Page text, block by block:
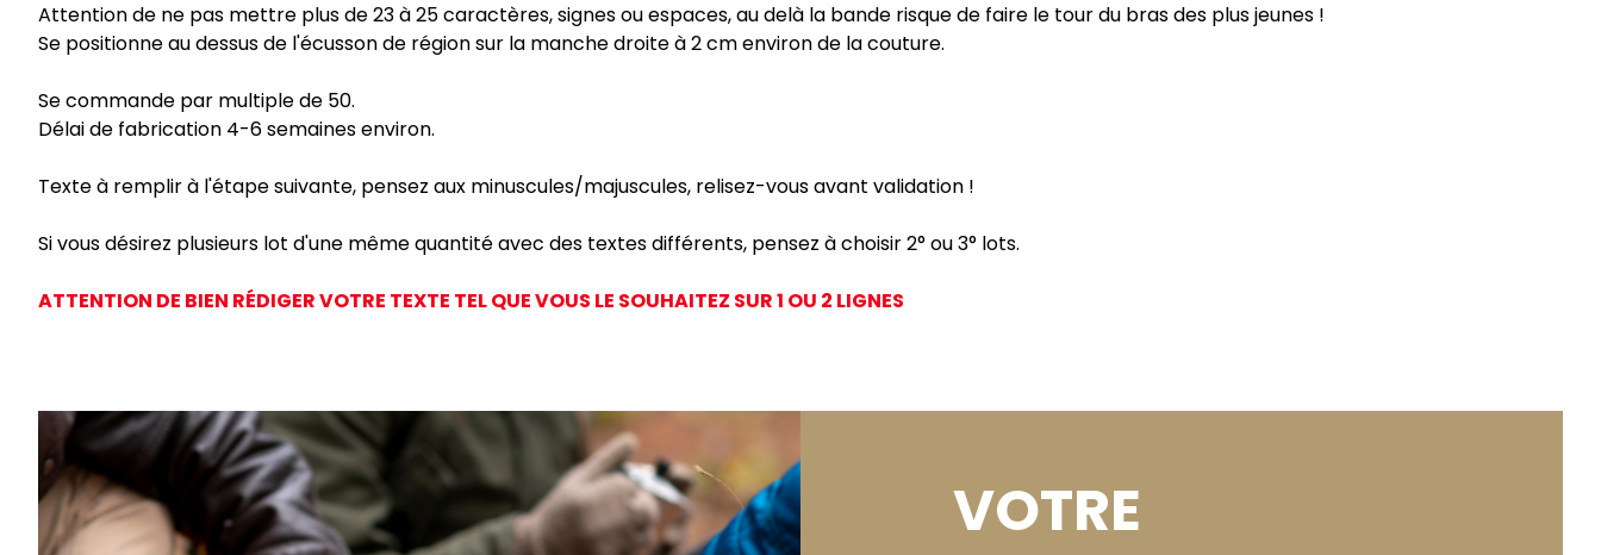
Attention de ne pas mettre plus de 23 à 25 caractères, signes ou espaces, au delà la bande risque de faire le tour du bras des plus jeunes !
Se positionne au dessus de l'écusson de région sur la manche droite à 2 cm environ de la couture.
Se commande par multiple de 50.
Délai de fabrication 4-6 semaines environ.
Texte à remplir à l'étape suivante, pensez aux minuscules/majuscules, relisez-vous avant validation !
Si vous désirez plusieurs lot d'une même quantité avec des textes différents, pensez à choisir 2° ou 3° lots.
ATTENTION DE BIEN RÉDIGER VOTRE TEXTE TEL QUE VOUS LE SOUHAITEZ SUR 1 OU 2 LIGNES
VOTRE